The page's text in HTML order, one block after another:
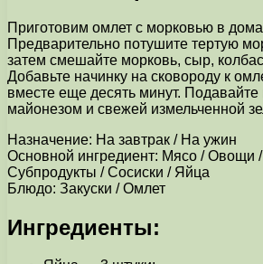
Приготовим омлет с морковью в
Предварительно потушите тертую
затем смешайте морковь, сыр,
Добавьте начинку на сковороду к
вместе еще десять минут. Подавайте
майонезом и свежей измельченной
Назначение: На завтрак / На ужин
Основной ингредиент: Мясо / Овощи
Субпродукты / Сосиски / Яйца
Блюдо: Закуски / Омлет
Ингредиенты: